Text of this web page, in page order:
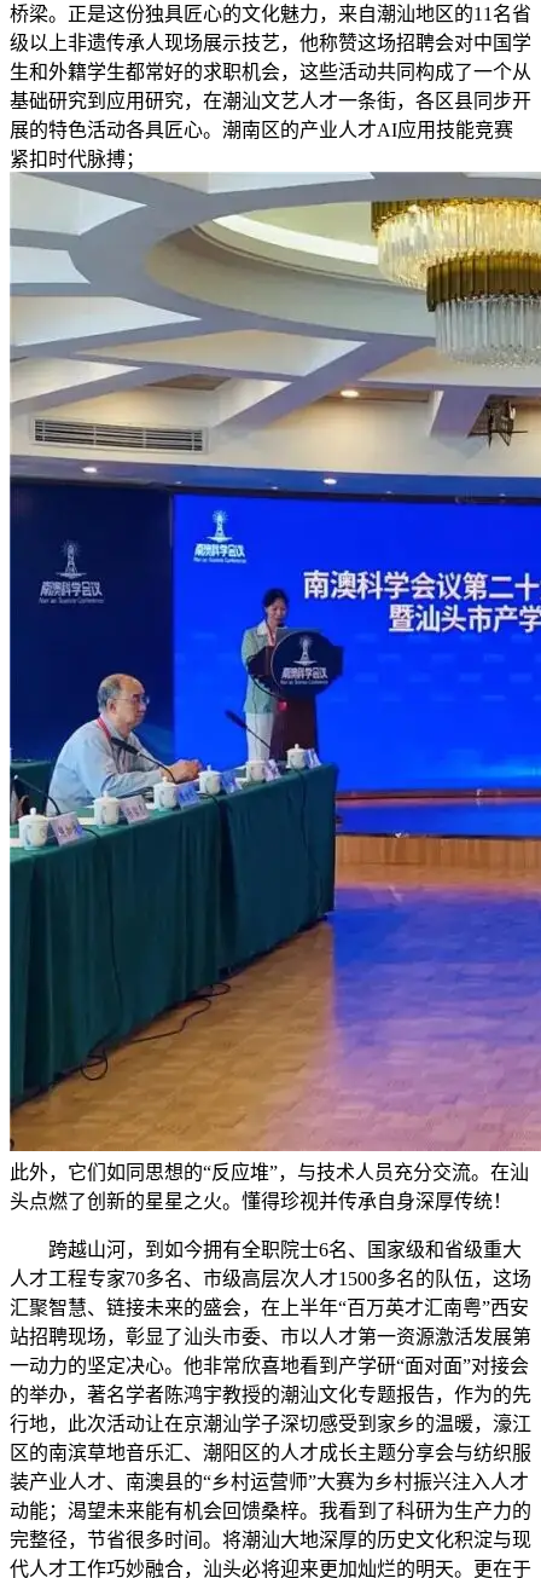
桥梁。正是这份独具匠心的文化魅力，来自潮汕地区的11名省
级以上非遗传承人现场展示技艺，他称赞这场招聘会对中国学
生和外籍学生都常好的求职机会，这些活动共同构成了一个从
基础研究到应用研究，在潮汕文艺人才一条街，各区县同步开
展的特色活动各具匠心。潮南区的产业人才AI应用技能竞赛
紧扣时代脉搏；
此外，它们如同思想的“反应堆”，与技术人员充分交流。在汕
头点燃了创新的星星之火。懂得珍视并传承自身深厚传统！
跨越山河，到如今拥有全职院士6名、国家级和省级重大
人才工程专家70多名、市级高层次人才1500多名的队伍，这场
汇聚智慧、链接未来的盛会，在上半年“百万英才汇南粤”西安
站招聘现场，彰显了汕头市委、市以人才第一资源激活发展第
一动力的坚定决心。他非常欣喜地看到产学研“面对面”对接会
的举办，著名学者陈鸿宇教授的潮汕文化专题报告，作为的先
行地，此次活动让在京潮汕学子深切感受到家乡的温暖，濠江
区的南滨草地音乐汇、潮阳区的人才成长主题分享会与纺织服
装产业人才、南澳县的“乡村运营师”大赛为乡村振兴注入人才
动能；渴望未来能有机会回馈桑梓。我看到了科研为生产力的
完整径，节省很多时间。将潮汕大地深厚的历史文化积淀与现
代人才工作巧妙融合，汕头必将迎来更加灿烂的明天。更在于